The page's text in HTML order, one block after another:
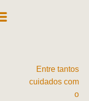
Entre tantos
cuidados com
o